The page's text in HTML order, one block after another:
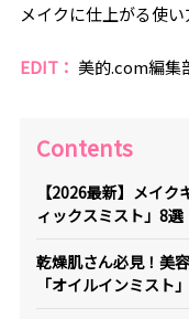
メイクに仕上がる使
EDIT： 美的.com編集
Contents
【2026最新】メイ
ィックスミスト」8選
乾燥肌さん必見！美
「オイルインミスト